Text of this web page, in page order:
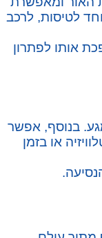
לטיסות, לרכב
אותו לפתרון
בנוסף, אפשר
או בזמן